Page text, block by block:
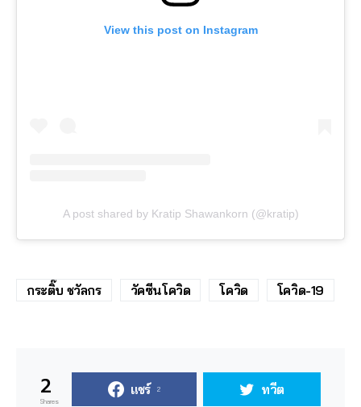
View this post on Instagram
A post shared by Kratip Shawankorn (@kratip)
กระติ๊บ ชวัลกร วัคซีนโควิด โควิด โควิด-19
2
Shares
แชร์ 2 ทวีต